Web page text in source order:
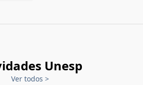
Unesp
Ver todos >